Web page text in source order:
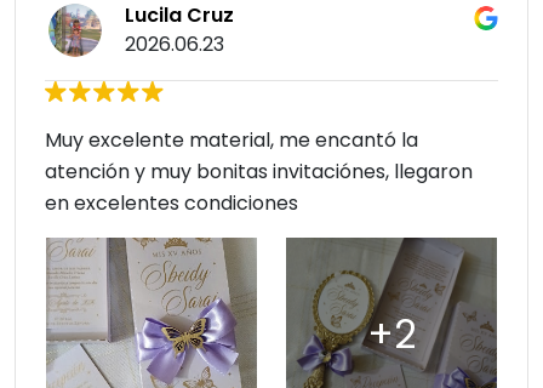
Lucila Cruz
2026.06.23
Muy excelente material, me encantó la
atención y muy bonitas invitaciónes, llegaron
en excelentes condiciones